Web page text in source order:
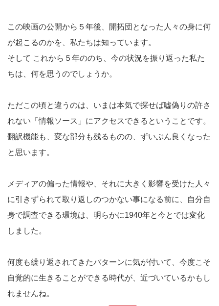
この映画の公開から５年後、開拓団となった人々の身に何
が起こるのかを、私たちは知っています。
そして これから５年ののち、今の状況を振り返った私た
ちは、何を思うのでしょうか。
ただこの頃と違うのは、いまは本気で探せば嘘偽りの許さ
れない「情報ソース」にアクセスできるということです。
翻訳機能も、変な部分も残るものの、ずいぶん良くなった
と思います。
メディアの偏った情報や、それに大きく影響を受けた人々
に引きずられて取り返しのつかない事になる前に、自分自
身で調査できる環境は、明らかに1940年と今とでは変化
しました。
何度も繰り返されてきたパターンに気が付いて、今度こそ
自覚的に生きることができる時代が、近づいているかもし
れませんね。